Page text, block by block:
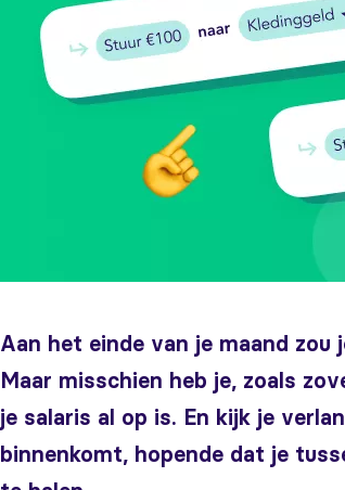
Aan het einde van je maand
Maar misschien heb je, zoals
je salaris al op is. En kijk je
binnenkomt, hopende dat je